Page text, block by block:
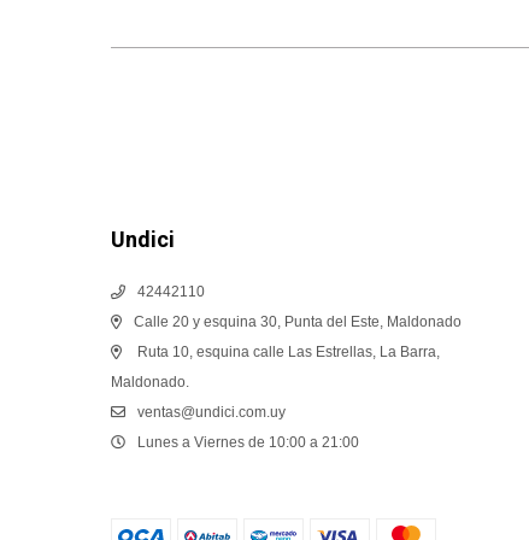
Undici
42442110
Calle 20 y esquina 30, Punta del Este, Maldonado
Ruta 10, esquina calle Las Estrellas, La Barra,
Maldonado.
ventas@undici.com.uy
Lunes a Viernes de 10:00 a 21:00